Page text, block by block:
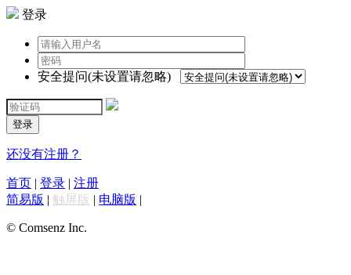
登录
安全提问(未设置请忽略)
登录
还没有注册？
首页 | 登录 | 注册
简易版 | 触屏版 | 电脑版 |
© Comsenz Inc.